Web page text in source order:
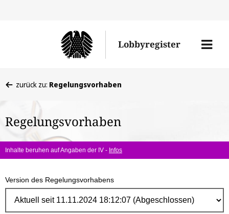
Lobbyregister
Menü
befinden
hier:
zurück zu: Regelungsvorhaben
Regelungsvorhaben
Inhalte beruhen auf Angaben der IV - Infos
Version des Regelungsvorhabens